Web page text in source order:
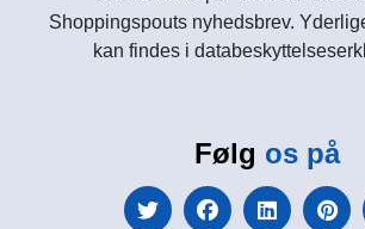
Shoppingspouts nyhedsbrev.
kan findes i
Følg os på